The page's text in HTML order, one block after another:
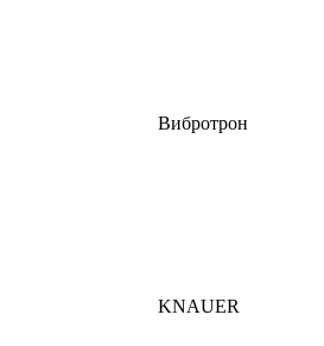
Вибротрон
KNAUER